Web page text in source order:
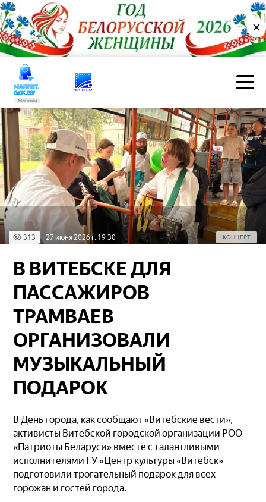
✕
Магазин
313 27 июня 2026 г. 19:30 КОНЦЕРТ
В ВИТЕБСКЕ ДЛЯ
ПАССАЖИРОВ
ТРАМВАЕВ
ОРГАНИЗОВАЛИ
МУЗЫКАЛЬНЫЙ
ПОДАРОК
В День города, как сообщают «Витебские вести»,
активисты Витебской городской организации РОО
«Патриоты Беларуси» вместе с талантливыми
исполнителями ГУ «Центр культуры «Витебск»
подготовили трогательный подарок для всех
горожан и гостей города.